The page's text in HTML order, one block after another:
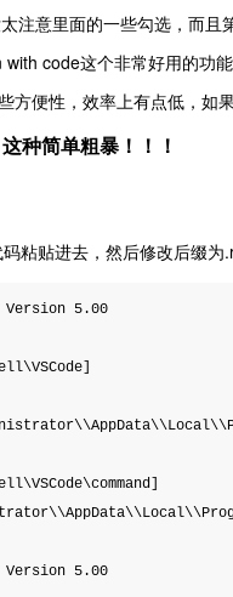
注意里面的一些勾选，而且
code这个非常好用的功
方便性，效率上有点低，如
种简单粗暴！！！
粘贴进去，然后修改后缀为
Version 5.00
Version 5.00